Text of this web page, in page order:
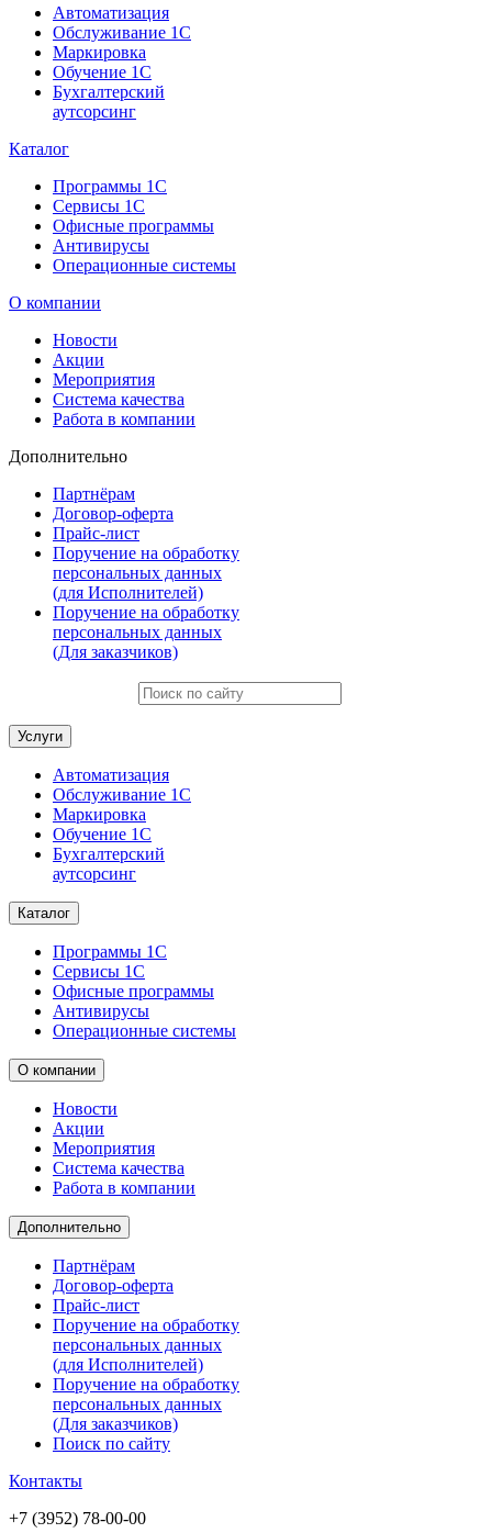
Автоматизация
Обслуживание 1С
Маркировка
Обучение 1С
Бухгалтерский
аутсорсинг
Каталог
Программы 1С
Сервисы 1С
Офисные программы
Антивирусы
Операционные системы
О компании
Новости
Акции
Мероприятия
Система качества
Работа в компании
Дополнительно
Партнёрам
Договор-оферта
Прайс-лист
Поручение на обработку
персональных данных
(для Исполнителей)
Поручение на обработку
персональных данных
(Для заказчиков)
Услуги
Автоматизация
Обслуживание 1С
Маркировка
Обучение 1С
Бухгалтерский
аутсорсинг
Каталог
Программы 1С
Сервисы 1С
Офисные программы
Антивирусы
Операционные системы
О компании
Новости
Акции
Мероприятия
Система качества
Работа в компании
Дополнительно
Партнёрам
Договор-оферта
Прайс-лист
Поручение на обработку
персональных данных
(для Исполнителей)
Поручение на обработку
персональных данных
(Для заказчиков)
Поиск по сайту
Контакты
+7 (3952) 78-00-00